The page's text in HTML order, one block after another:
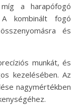
a harapófogó
kombinált fogó
és
munkát, és
kezelésében. Az
nagymértékben